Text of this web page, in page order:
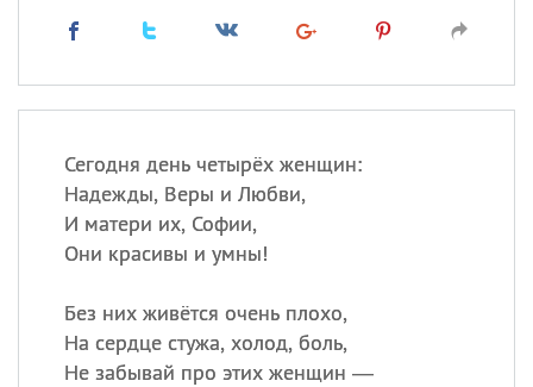
Сегодня день четырёх женщин:
Надежды, Веры и Любви,
И матери их, Софии,
Они красивы и умны!
Без них живётся очень плохо,
На сердце стужа, холод, боль,
Не забывай про этих женщин —